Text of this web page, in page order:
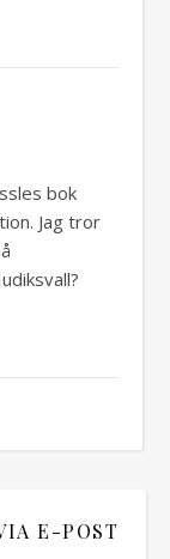
bok
Jag tror
E-POST